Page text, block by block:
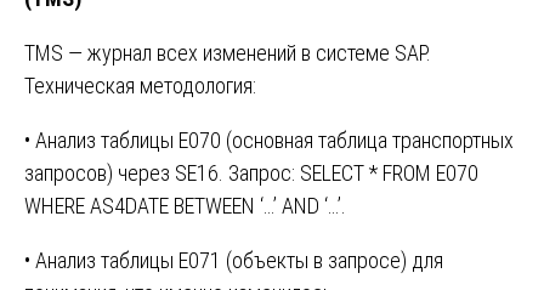
TMS — журнал всех изменений в системе SAP.
Техническая методология:
• Анализ таблицы E070 (основная таблица транспортных
запросов) через SE16. Запрос: SELECT * FROM E070
WHERE AS4DATE BETWEEN ‘…’ AND ‘…’.
• Анализ таблицы E071 (объекты в запросе) для